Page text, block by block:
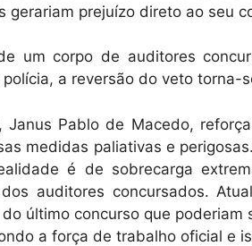
gerariam prejuízo direto ao seu
um corpo de auditores
a reversão do veto torna-
Pablo de Macedo,
medidas paliativas e
é de sobrecarga
auditores concursados.
último concurso que poderiam
a força de trabalho oficial e